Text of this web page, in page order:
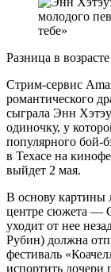
Разница в
Стрим-сервис
романтического
сыграла Энн
одиночку, у
популярного бой-
в Техасе на
выйдет 2 мая.
В основу
центре сюжета —
уходит от нее
Рубин) должна
фестиваль
испортить дочери